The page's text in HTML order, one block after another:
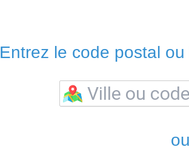
Entrez le code postal
ou